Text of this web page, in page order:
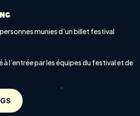
munies d’un billet festival
l’entrée par les équipes du festival et de